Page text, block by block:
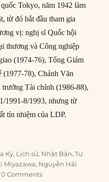
Tokyo, năm 1942 làm
từ đó bắt đầu tham gia
vị: nghị sĩ Quốc hội
thương và Công nghiệp
(1974-76), Tổng Giám
(1977-78), Chánh Văn
Tài chính (1986-88),
1991-8/1993, nhưng từ
tín nhiệm của LDP.
Mỹ thay đổi chính sách đối
Kỳ, Lịch sử, Nhật Bản,Tư
Miyazawa, Nguyễn Hải
0 Comments